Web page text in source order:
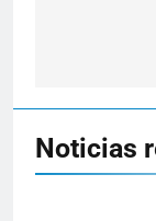
Noticias